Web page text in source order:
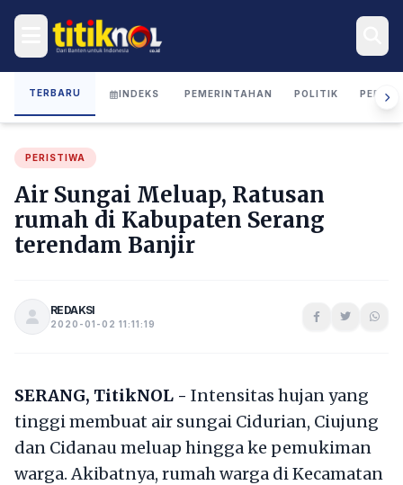
TERBARU INDEKS PEMERINTAHAN POLITIK
PERISTIWA
Air Sungai Meluap, Ratusan
rumah di Kabupaten Serang
terendam Banjir
REDAKSI
2020-01-02 11:11:19
SERANG, TitikNOL - Intensitas hujan yang
tinggi membuat air sungai Cidurian, Ciujung
dan Cidanau meluap hingga ke pemukiman
warga. Akibatnya, rumah warga di Kecamatan